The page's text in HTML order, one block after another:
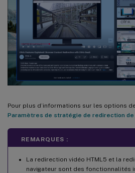
Pour plus d’informations sur les options
Paramètres de stratégie de redirection
REMARQUES :
La redirection vidéo HTML5 et la
navigateur sont des fonctionnalités